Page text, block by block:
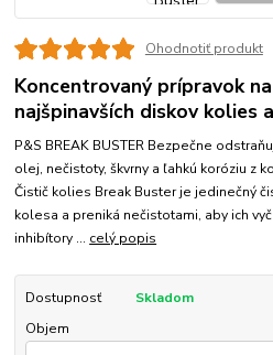
Ohodnotiť produkt
Koncentrovaný prípravok
najšpinavších diskov kolies
P&S BREAK BUSTER Bezpečne
olej, nečistoty, škvrny a ľahkú koróziu z
Čistič kolies Break Buster je jedinečný
kolesa a preniká nečistotami, aby ich
inhibítory ... celý popis
Dostupnosť
Skladom
Objem